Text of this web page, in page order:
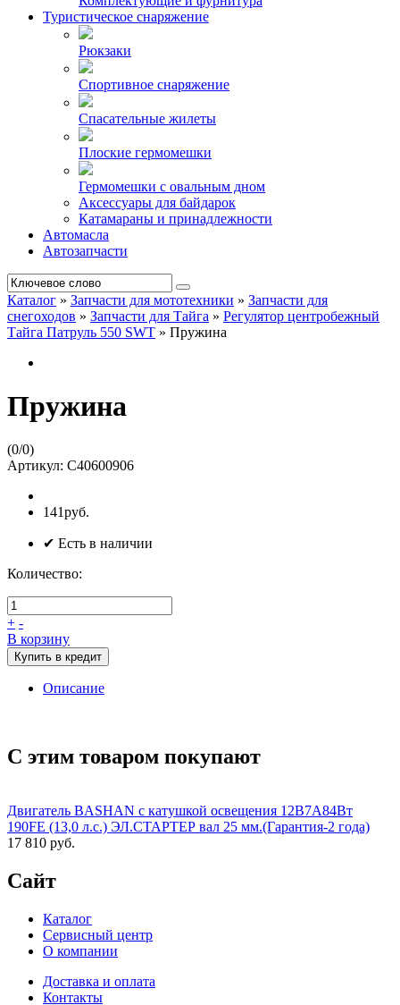
Туристическое снаряжение
Рюкзаки
Спортивное снаряжение
Спасательные жилеты
Плоские гермомешки
Гермомешки с овальным дном
Аксессуары для байдарок
Катамараны и принадлежности
Автомасла
Автозапчасти
Каталог » Запчасти для мототехники » Запчасти для
снегоходов » Запчасти для Тайга » Регулятор центробежный
Тайга Патруль 550 SWT » Пружина
Пружина
(0/0)
Артикул: C40600906
141руб.
✔ Есть в наличии
Количество:
+ -
В корзину
Купить в кредит
Описание
С этим товаром покупают
Двигатель BASHAN с катушкой освещения 12В7А84Вт
190FE (13,0 л.с.) ЭЛ.СТАРТЕР вал 25 мм.(Гарантия-2 года)
17 810 руб.
Сайт
Каталог
Сервисный центр
О компании
Доставка и оплата
Контакты